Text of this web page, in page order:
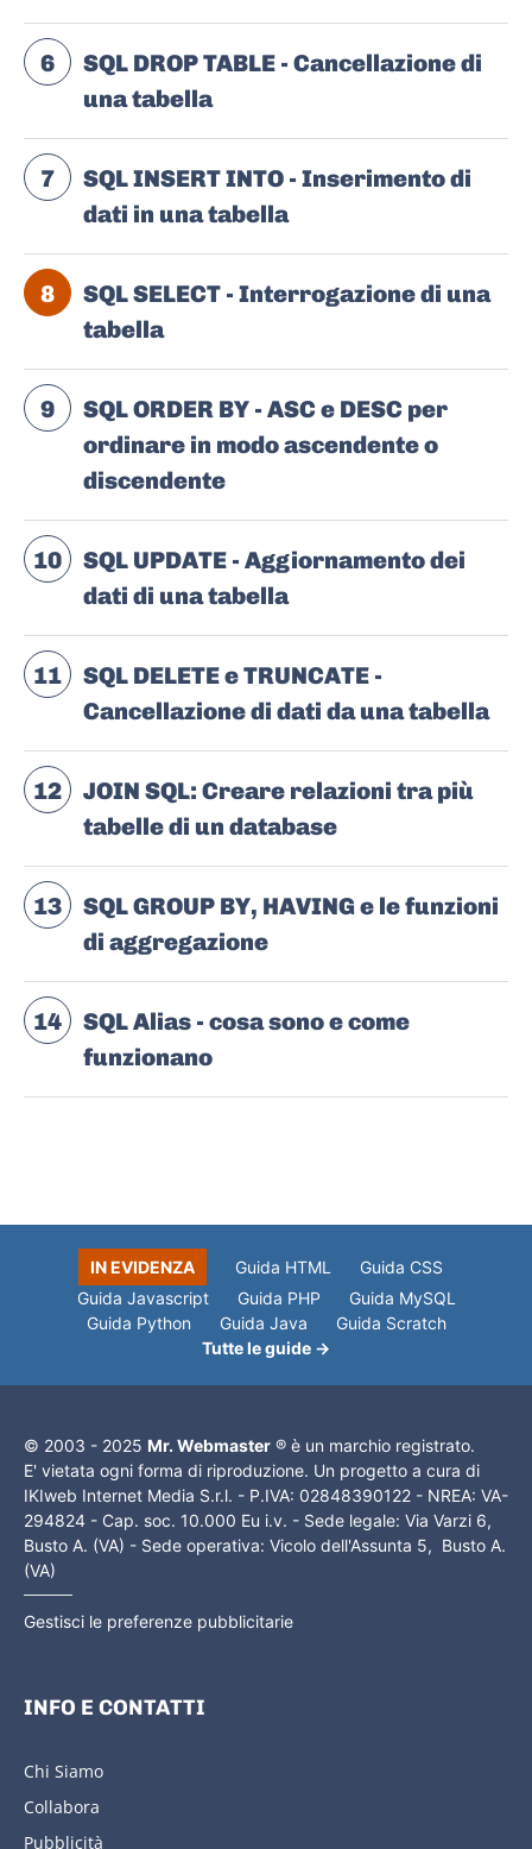
6
SQL DROP TABLE - Cancellazione di
una tabella
7
SQL INSERT INTO - Inserimento di
dati in una tabella
8
SQL SELECT - Interrogazione di una
tabella
9
SQL ORDER BY - ASC e DESC per
ordinare in modo ascendente o
discendente
10
SQL UPDATE - Aggiornamento dei
dati di una tabella
11
SQL DELETE e TRUNCATE -
Cancellazione di dati da una tabella
12
JOIN SQL: Creare relazioni tra più
tabelle di un database
13
SQL GROUP BY, HAVING e le funzioni
di aggregazione
14
SQL Alias - cosa sono e come
funzionano
IN EVIDENZA Guida HTML
Guida CSS
Guida Javascript
Guida PHP
Guida MySQL
Guida Python
Guida Java
Guida Scratch
Tutte le guide →
© 2003 - 2025 Mr. Webmaster ® è un marchio registrato.
E' vietata ogni forma di riproduzione. Un progetto a cura di
IKIweb Internet Media S.r.l. - P.IVA: 02848390122 - NREA: VA-
294824 - Cap. soc. 10.000 Eu i.v. - Sede legale: Via Varzi 6,
Busto A. (VA) - Sede operativa: Vicolo dell'Assunta 5, Busto A.
(VA)
Gestisci le preferenze pubblicitarie
INFO E CONTATTI
Chi Siamo
Collabora
Pubblicità